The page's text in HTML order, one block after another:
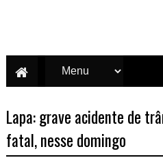
Lapa: grave acidente de
fatal, nesse domingo